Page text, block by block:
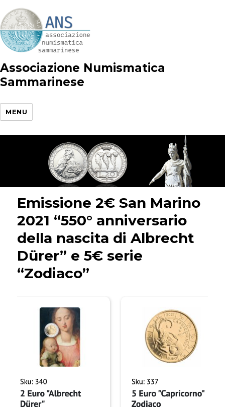
Associazione Numismatica
Sammarinese
MENU
Emissione 2€ San Marino
2021 “550° anniversario
della nascita di Albrecht
Dürer” e 5€ serie
“Zodiaco”